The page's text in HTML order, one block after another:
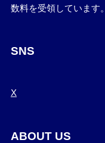
数料を受領しています。
SNS
X
ABOUT US